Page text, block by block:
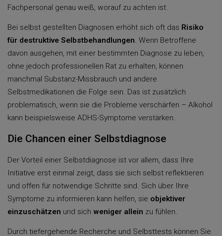
Fachpersonal genau weiß, worauf zu achten ist.
Bei selbst gestellten Diagnosen erhöht sich oft das Risiko
für destruktive Selbstbehandlungen. Wenn Betroffene
davon ausgehen, mit einer bestimmten Diagnose zu leben,
ohne jedoch professionellen Rat zu erhalten, können
manchmal Substanz-Missbrauch und andere
Selbstmedikationen die Folge sein. Das ist zusätzlich
problematisch, wenn sie die Probleme verschärfen – Alkohol
kann beispielsweise ADHS-Symptome verstärken.
Die Chancen einer Selbstdiagnose
Der Vorteil einer Selbstdiagnose ist vor allem, dass Ihre
Initiative erst einmal zeigt, dass sie sich selbst reflektieren
und offen für notwendige Schritte sind. Sich über Ihre
Symptome zu informieren kann helfen, sie objektiver
einzuschätzen und sich weniger allein zu fühlen.
Durch tiefergehende Recherche und Selbsttests können Sie